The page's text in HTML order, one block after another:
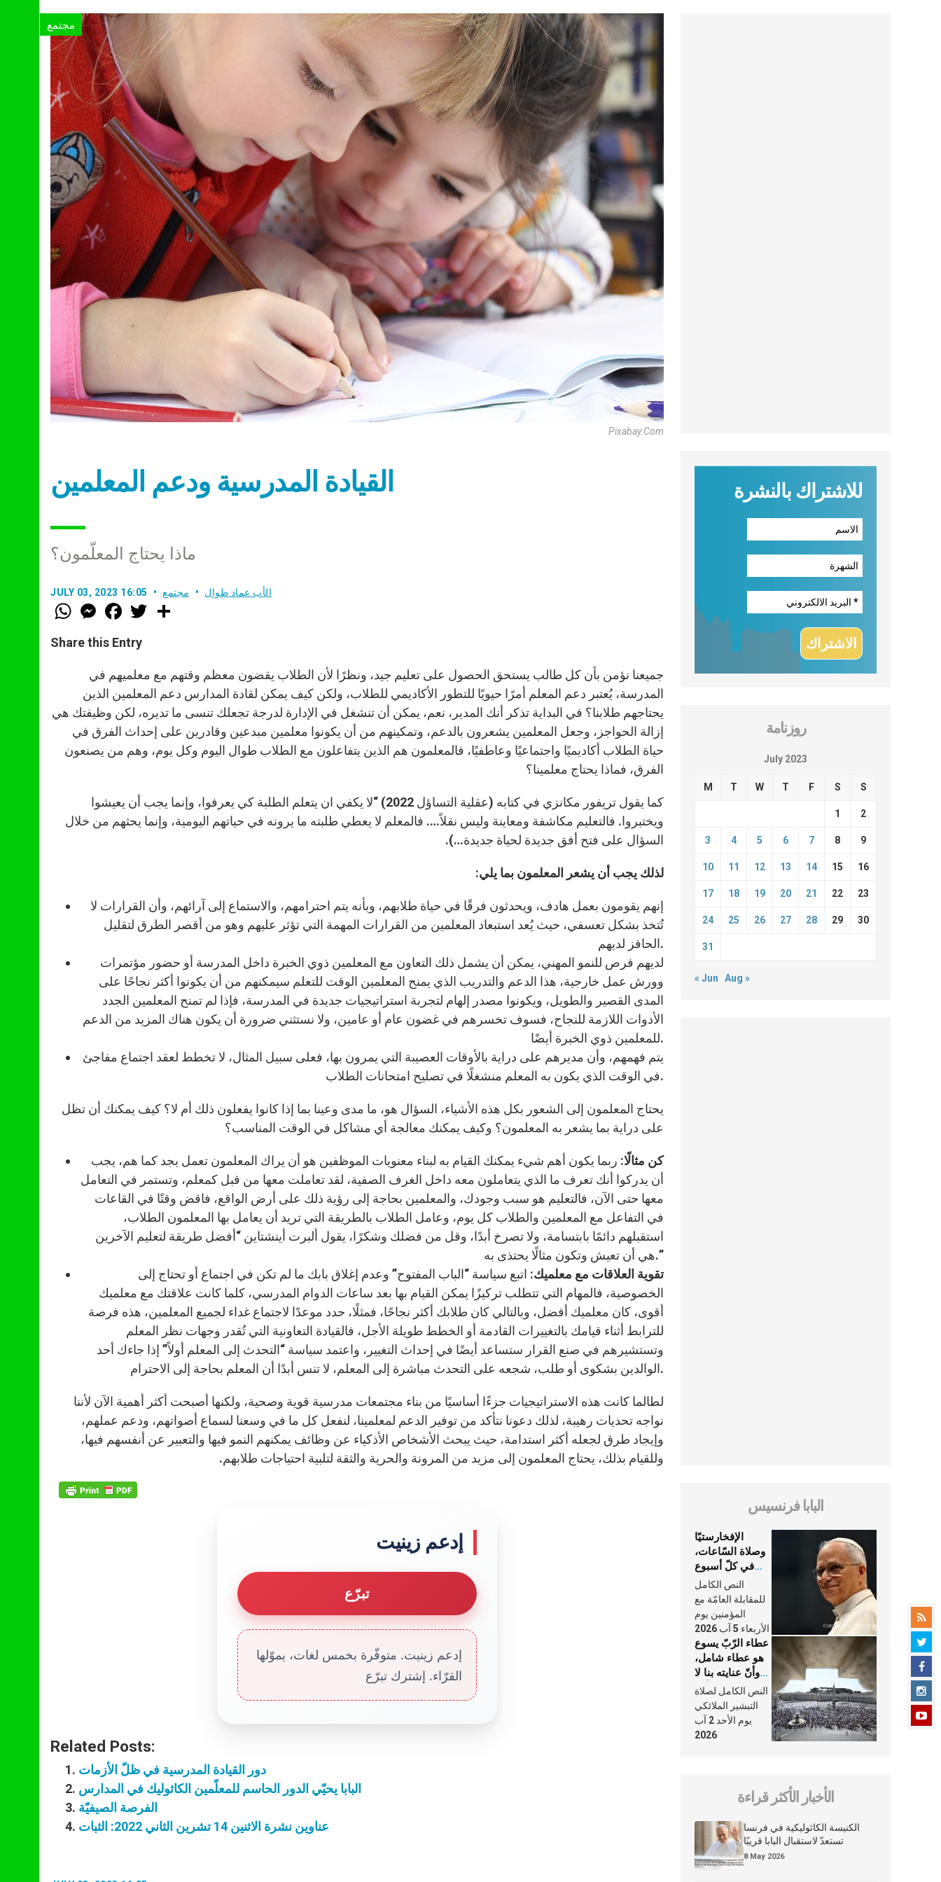
مجتمع
Pixabay.com
القيادة المدرسية ودعم المعلمين
ماذا يحتاج المعلّمون؟
JULY 03, 2023 16:05 الأب عماد طوال مجتمع
W
h
t
s
M
e
s
e
g
e
r
F
a
e
b
o
k
w
r
Share this Entry
جميعنا نؤمن بأن كل طالب يستحق الحصول على تعليم جيد، ونظرًا لأن الطلاب يقضون معظم وقتهم مع معلميهم في
المدرسة، يُعتبر دعم المعلم أمرًا حيويًا للتطور الأكاديمي للطلاب، ولكن كيف يمكن لقادة المدارس دعم المعلمين الذين
يحتاجهم طلابنا؟ في البداية تذكر أنك المدير، نعم، يمكن أن تنشغل في الإدارة لدرجة تجعلك تنسى ما تديره، لكن وظيفتك هي
إزالة الحواجز، وجعل المعلمين يشعرون بالدعم، وتمكينهم من أن يكونوا معلمين مبدعين وقادرين على إحداث الفرق في
حياة الطلاب أكاديميًا واجتماعيًا وعاطفيًا، فالمعلمون هم الذين يتفاعلون مع الطلاب طوال اليوم وكل يوم، وهم من يصنعون
الفرق، فماذا يحتاج معلمينا؟
كما يقول تريفور مكانزي في كتابه (عقلية التساؤل 2022) “لا يكفي ان يتعلم الطلبة كي يعرفوا، وإنما يجب أن يعيشوا
ويختبروا. فالتعليم مكاشفة ومعاينة وليس نقلاً…. فالمعلم لا يعطي طلبته ما يرونه في حياتهم اليومية، وإنما يحثهم من خلال
السؤال على فتح أفق جديدة لحياة جديدة…).
لذلك يجب أن يشعر المعلمون بما يلي:
إنهم يقومون بعمل هادف، ويحدثون فرقًا في حياة طلابهم، وبأنه يتم احترامهم، والاستماع إلى آرائهم، وأن القرارات لا
تُتخذ بشكل تعسفي، حيث يُعد استبعاد المعلمين من القرارات المهمة التي تؤثر عليهم وهو من أقصر الطرق لتقليل
الحافز لديهم.
لديهم فرص للنمو المهني، يمكن أن يشمل ذلك التعاون مع المعلمين ذوي الخبرة داخل المدرسة أو حضور مؤتمرات
وورش عمل خارجية، هذا الدعم والتدريب الذي يمنح المعلمين الوقت للتعلم سيمكنهم من أن يكونوا أكثر نجاحًا على
المدى القصير والطويل، ويكونوا مصدر إلهام لتجربة استراتيجيات جديدة في المدرسة، فإذا لم تمنح المعلمين الجدد
الأدوات اللازمة للنجاح، فسوف تخسرهم في غضون عام أو عامين، ولا نستثني ضرورة أن يكون هناك المزيد من الدعم
للمعلمين ذوي الخبرة أيضًا.
يتم فهمهم، وأن مديرهم على دراية بالأوقات العصيبة التي يمرون بها، فعلى سبيل المثال، لا تخطط لعقد اجتماع مفاجئ
في الوقت الذي يكون به المعلم منشغلًا في تصليح امتحانات الطلاب.
يحتاج المعلمون إلى الشعور بكل هذه الأشياء، السؤال هو، ما مدى وعينا بما إذا كانوا يفعلون ذلك أم لا؟ كيف يمكنك أن تظل
على دراية بما يشعر به المعلمون؟ وكيف يمكنك معالجة أي مشاكل في الوقت المناسب؟
كن مثالًا: ربما يكون أهم شيء يمكنك القيام به لبناء معنويات الموظفين هو أن يراك المعلمون تعمل بجد كما هم، يجب
أن يدركوا أنك تعرف ما الذي يتعاملون معه داخل الغرف الصفية، لقد تعاملت معها من قبل كمعلم، وتستمر في التعامل
معها حتى الآن، فالتعليم هو سبب وجودك، والمعلمين بحاجة إلى رؤية ذلك على أرض الواقع، فاقض وقتًا في القاعات
في التفاعل مع المعلمين والطلاب كل يوم، وعامل الطلاب بالطريقة التي تريد أن يعامل بها المعلمون الطلاب،
استقبلهم دائمًا بابتسامة، ولا تصرخ أبدًا، وقل من فضلك وشكرًا، يقول ألبرت أينشتاين “أفضل طريقة لتعليم الآخرين
هي أن تعيش وتكون مثالًا يحتذى به.”
تقوية العلاقات مع معلميك: اتبع سياسة “الباب المفتوح” وعدم إغلاق بابك ما لم تكن في اجتماع أو تحتاج إلى
الخصوصية، فالمهام التي تتطلب تركيزًا يمكن القيام بها بعد ساعات الدوام المدرسي، كلما كانت علاقتك مع معلميك
أقوى، كان معلميك أفضل، وبالتالي كان طلابك أكثر نجاحًا، فمثلًا، حدد موعدًا لاجتماع غداء لجميع المعلمين، هذه فرصة
للترابط أثناء قيامك بالتغييرات القادمة أو الخطط طويلة الأجل، فالقيادة التعاونية التي تُقدر وجهات نظر المعلم
وتستشيرهم في صنع القرار ستساعد أيضًا في إحداث التغيير، واعتمد سياسة “التحدث إلى المعلم أولاً” إذا جاءك أحد
الوالدين بشكوى أو طلب، شجعه على التحدث مباشرة إلى المعلم، لا تنس أبدًا أن المعلم بحاجة إلى الاحترام.
لطالما كانت هذه الاستراتيجيات جزءًا أساسيًا من بناء مجتمعات مدرسية قوية وصحية، ولكنها أصبحت أكثر أهمية الآن لأننا
نواجه تحديات رهيبة، لذلك دعونا نتأكد من توفير الدعم لمعلمينا، لنفعل كل ما في وسعنا لسماع أصواتهم، ودعم عملهم،
وإيجاد طرق لجعله أكثر استدامة، حيث يبحث الأشخاص الأذكياء عن وظائف يمكنهم النمو فيها والتعبير عن أنفسهم فيها،
وللقيام بذلك، يحتاج المعلمون إلى مزيد من المرونة والحرية والثقة لتلبية احتياجات طلابهم.
إدعم زينيت
تبرّع
إدعم زينيت. متوفّرة بخمس لغات، يموّلها
القرّاء. إشترك تبرّع
Related Posts:
دور القيادة المدرسية في ظلّ الأزمات
البابا يحيّي الدور الحاسم للمعلّمين الكاثوليك في المدارس
الفرصة الصيفيّة
عناوين نشرة الاثنين 14 تشرين الثاني 2022: الثبات
للاشتراك بالنشرة
روزنامة
July 2023
M T W T F S S
1 2
3 4 5 6 7 8 9
10 11 12 13 14 15 16
17 18 19 20 21 22 23
24 25 26 27 28 29 30
31
« Jun Aug »
البابا فرنسيس
الإفخارستيّا
وصلاة السّاعات،
في كلّ أسبوع
وكلّ يوم، هما
النَّفَس في حياة
الكنيسة
النص الكامل
للمقابلة العامّة مع
المؤمنين يوم
الأربعاء 5 آب 2026
عطاء الرّبّ يسوع
هو عطاء شامل،
وأنّ عنايته بنا لا
تغيب عنّا أبدًا
النص الكامل لصلاة
التبشير الملائكي
يوم الأحد 2 آب
2026
الأخبار الأكثر قراءة
الكنيسة الكاثوليكية في فرنسا
تستعدّ لاستقبال البابا قريبًا
8 May 2026